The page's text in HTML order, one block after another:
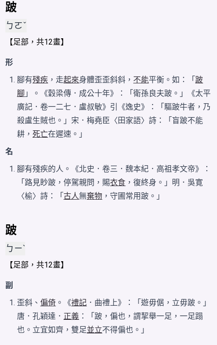
跛
ㄅㄛˇ
【足部，共12畫】
形
腳有殘疾 ，走起來身體歪歪斜斜， 不能平衡。如：「 跛
腳 」。《穀梁傳．成公十年》：「衛孫良夫跛。」《太平
廣記．卷一二七．盧叔敏》引《逸史》：「驅跛牛者，乃
殺盧生賊也。」宋．梅堯臣〈田家語〉詩：「盲跛不能
耕，死亡在遲速。」
名
腳有殘疾的人。《北史．卷三．魏本紀．高祖孝文帝》：
「路見眇跛，停駕親問，賜衣食 ，復終身。」明．吳寛
〈榆〉詩：「古人無棄物 ，守圃常用跛。」
跛
ㄅㄧˋ
【足部，共12畫】
副
歪斜、偏倚 。《禮記 ．曲禮上》：「遊毋倨，立毋跛。」
唐．孔穎達． 正義 ：「跛，偏也，謂挈舉一足，一足蹋
也。立宜如齊，雙足並立不得偏也。」